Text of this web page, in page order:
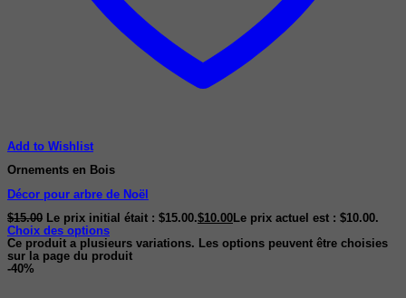
Add to Wishlist
Ornements en Bois
Décor pour arbre de Noël
$15.00 Le prix initial était : $15.00.$10.00 Le prix actuel est : $10.00.
Choix des options
Ce produit a plusieurs variations. Les options peuvent être choisies
sur la page du produit
-40%